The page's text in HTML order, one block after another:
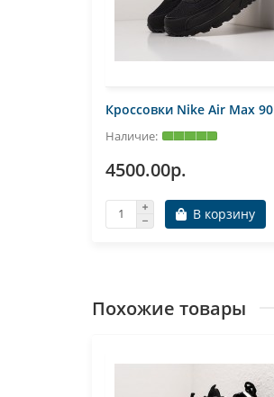
Кроссовки Nike Air Max 90
4500.00р.
В корзину
Похожие товары